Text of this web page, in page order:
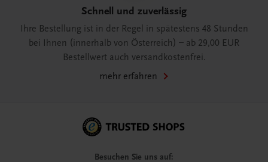
Schnell und zuverlässig
Ihre Bestellung ist in der Regel in spätestens 48 Stunden
bei Ihnen (innerhalb von Österreich) – ab 29,00 EUR
Bestellwert auch versandkostenfrei.
mehr erfahren
Besuchen Sie uns auf: